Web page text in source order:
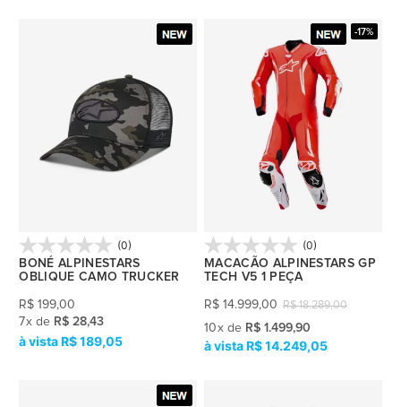
(0)
BONÉ ALPINESTARS
OBLIQUE CAMO TRUCKER
R$ 199,00
7x de R$ 28,43
R$ 189,05
-17%
(0)
MACACÃO ALPINESTARS GP
TECH V5 1 PEÇA
R$ 18.289,00
R$ 14.999,00
10x de R$ 1.499,90
R$ 14.249,05